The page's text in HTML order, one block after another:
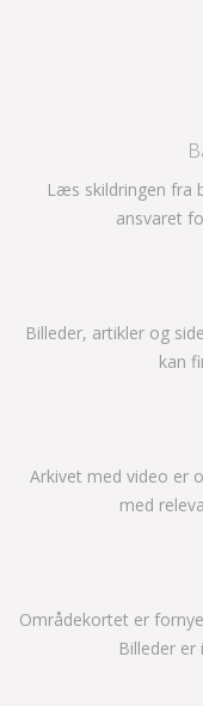
Læs skildringen fra
ansvaret
Billeder, artikler og
kan
Arkivet med video er
med
Områdekortet er
Billeder er